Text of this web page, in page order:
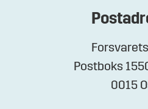
Postboks
0015